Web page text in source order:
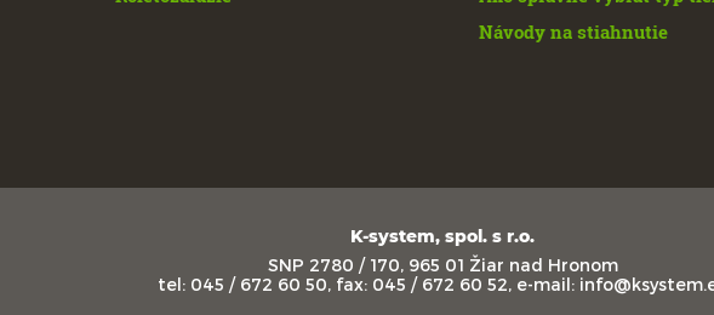
Návody na stiahnutie
K-system, spol. s r.o.
SNP 2780 / 170, 965 01 Žiar nad Hronom
tel: 045 / 672 60 50, fax: 045 / 672 60 52, e-mail: